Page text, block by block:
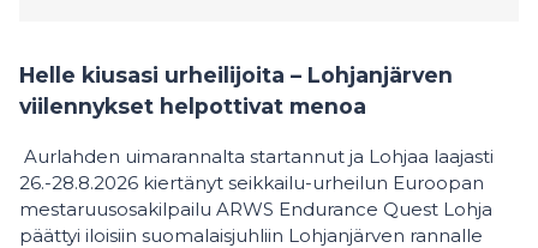
Helle kiusasi urheilijoita – Lohjanjärven
viilennykset helpottivat menoa
Aurlahden uimarannalta startannut ja Lohjaa laajasti
26.-28.8.2026 kiertänyt seikkailu-urheilun Euroopan
mestaruusosakilpailu ARWS Endurance Quest Lohja
päättyi iloisiin suomalaisjuhliin Lohjanjärven rannalle